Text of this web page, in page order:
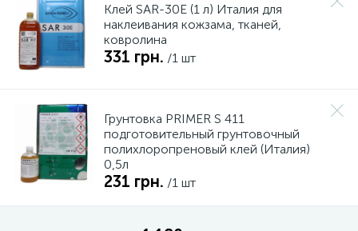
Клей SAR-30E (1 л) Италия для
наклеивания кожзама, тканей,
ковролина
331 грн. /1 шт
Грунтовка PRIMER S 411
подготовительный грунтовочный
полихлоропреновый клей (Италия)
0,5л
231 грн. /1 шт